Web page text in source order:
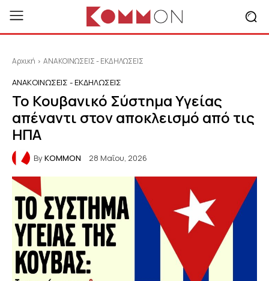
Αρχική ΑΝΑΚΟΙΝΩΣΕΙΣ - ΕΚΔΗΛΩΣΕΙΣ
ΑΝΑΚΟΙΝΩΣΕΙΣ - ΕΚΔΗΛΩΣΕΙΣ
Το Κουβανικό Σύστημα Υγείας
απέναντι στον αποκλεισμό από τις
ΗΠΑ
ByKOMMON 28 Μαΐου, 2026